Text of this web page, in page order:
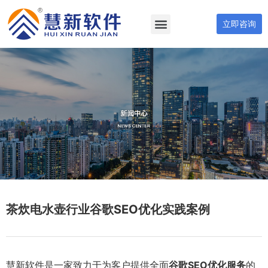
立即咨询
茶炊电水壶行业谷歌SEO优化实践案例
慧新软件是一家致力于为客户提供全面谷歌SEO优化服务的